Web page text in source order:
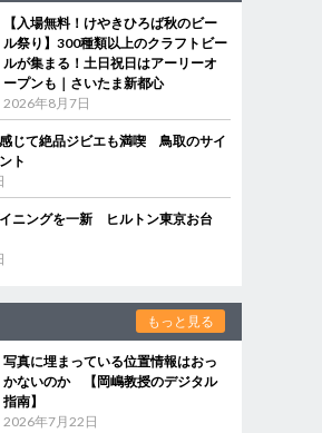
【入場無料！けやきひろば秋のビー
ル祭り】300種類以上のクラフトビー
ルが集まる！土日祝日はアーリーオ
ープンも｜さいたま新都心
2026年8月7日
じて絶品ジビエも満喫 鳥取のサイ
ト
ニングを一新 ヒルトン東京お台
もっと見る
写真に埋まっている位置情報はおっ
かないのか 【岡嶋教授のデジタル
指南】
2026年7月22日